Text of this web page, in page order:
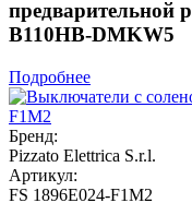
предварительной
B110HB-DMKW5
Подробнее
Бренд:
Pizzato Elettrica S.r.l.
Артикул:
FS 1896E024-F1M2